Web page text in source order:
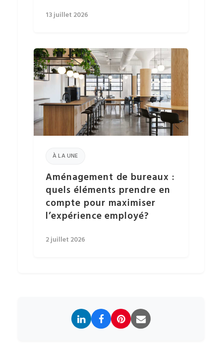
13 juillet 2026
À LA UNE
Aménagement de bureaux :
quels éléments prendre en
compte pour maximiser
l’expérience employé?
2 juillet 2026